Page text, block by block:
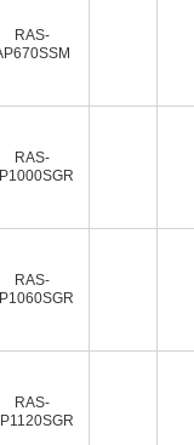
RAS-
RAS-
RAS-
RAS-